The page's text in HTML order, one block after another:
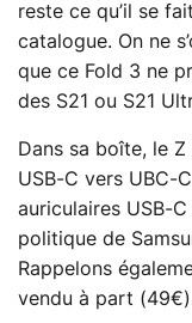
reste ce qu’il se
catalogue. On ne
que ce Fold 3 ne
des S21 ou S21
Dans sa boîte, le
USB-C vers UBC-
auriculaires USB-
politique de
Rappelons
vendu à part